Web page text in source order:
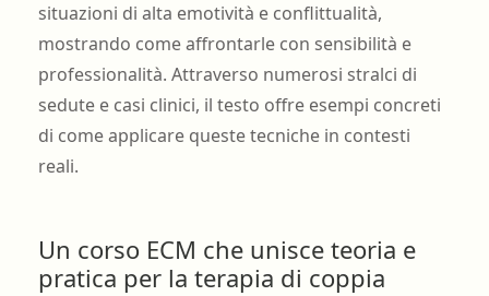
situazioni di alta emotività e conflittualità,
mostrando come affrontarle con sensibilità e
professionalità. Attraverso numerosi stralci di
sedute e casi clinici, il testo offre esempi concreti
di come applicare queste tecniche in contesti
reali.
Un corso ECM che unisce teoria e
pratica per la terapia di coppia